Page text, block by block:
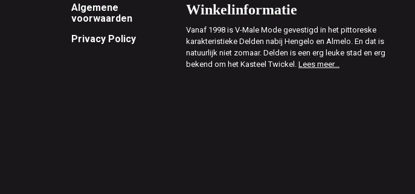
Footer
Algemene
voorwaarden
Privacy Policy
Winkelinformatie
Vanaf 1998 is V-Male Mode gevestigd in het pittoreske
karakteristieke Delden nabij Hengelo en Almelo. En dat is
natuurlijk niet zomaar. Delden is een erg leuke stad en erg
bekend om het Kasteel Twickel. Lees meer...